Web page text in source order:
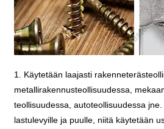
1. Käytetään laajasti
metallirakennusteollisuudessa,
teollisuudessa, autoteollisuudessa
lastulevyille ja puulle, niitä käytetään